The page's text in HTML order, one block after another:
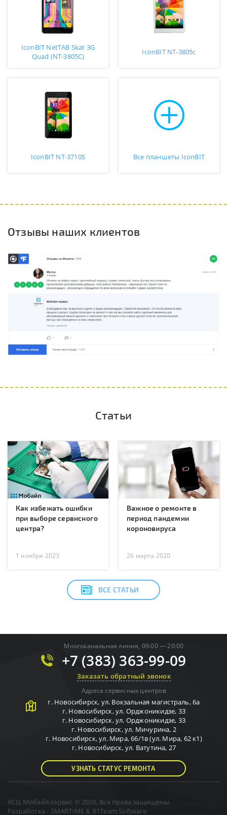
IconBIT NetTAB Skat 3G
Quad (NT-3805C)
IconBIT NT-3805c
IconBIT NT-3710S Все планшеты IconBIT
Отзывы наших клиентов
Статьи
Как избежать ошибки
при выборе сервисного
центра?
1 ноября 2023
Важное о ремонте в
период пандемии
короновируса
26 марта 2020
ВСЕ СТАТЬИ
Многоканальная линия, 09:00 — 20:00
+7 (383) 363-99-09
Заказать обратный звонок
Адреса сервисных центров
г. Новосибирск, ул. Вокзальная магистраль, 6а
г. Новосибирск,ул. Орджоникидзе, 33
г. Новосибирск,ул. Орджоникидзе, 33
г. Новосибирск,ул. Мичурина, 2
г. Новосибирск,ул. Мира, 66/1в (ул. Мира, 62 к1)
г. Новосибирск,ул. Ватутина, 27
УЗНАТЬ СТАТУС РЕМОНТА
АСЦ Мобайл-сервис © 2026, Все права защищены.
Разработка - SMARTIME & B1Team Software